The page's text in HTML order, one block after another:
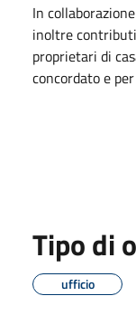
In
inoltre
proprietari di
concordato e
Tipo di
ufficio